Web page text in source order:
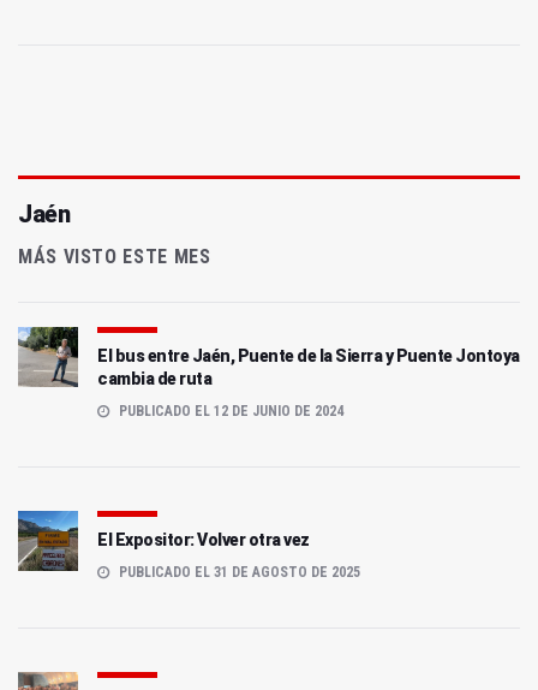
Jaén
MÁS VISTO ESTE MES
El bus entre Jaén, Puente de la Sierra y Puente Jontoya
cambia de ruta
PUBLICADO EL 12 DE JUNIO DE 2024
El Expositor: Volver otra vez
PUBLICADO EL 31 DE AGOSTO DE 2025